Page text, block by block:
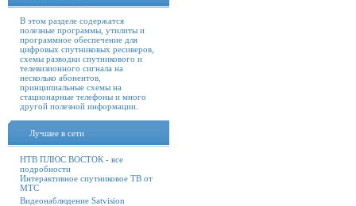
В этом разделе содержатся
полезные программы, утилиты и
программное обеспечение для
цифровых спутниковых ресиверов,
схемы разводки спутникового и
телевизионного сигнала на
несколько абонентов,
принципиальные схемы на
стационарные телефоны и много
другой полезной информации.
Лучшее в сети
НТВ ПЛЮС ВОСТОК - все
подробности
Интерактивное спутниковое ТВ от
МТС
Видеонаблюдение Satvision